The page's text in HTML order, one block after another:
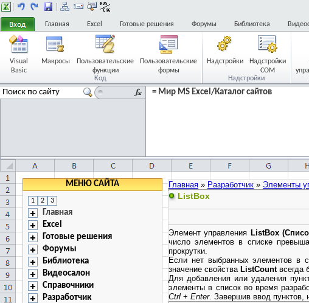
Главная Excel Готовые решения Форумы Библиотека
Visual
Basic
Макросы
Пользовательские
функции
Пользовательские
формы
Код
Надстройки
Надстройки
COM
Надстройки
= Мир MS Excel/Каталог сайтов
МЕНЮ САЙТА
1 2 3
Главная
Excel
Готовые решения
Форумы
Библиотека
Видеосалон
Справочники
Разработчик
Главная » Разработчик » Элементы
ListBox
Элемент управления ListBox
число элементов в списке
прокрутки.
Если нет выбранных элементов в
значение свойства ListCountвсегда
Для добавления или удаления
элементы в список во время
Ctrl + Enter. Завершив ввод пунктов,